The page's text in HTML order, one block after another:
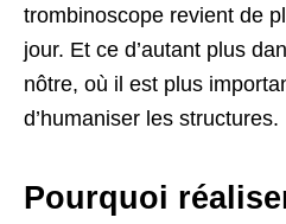
trombinoscope revient de
jour. Et ce d’autant plus
nôtre, où il est plus
d’humaniser les structures.
Pourquoi